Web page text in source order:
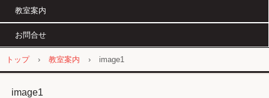
教室案内
お問合せ
トップ › 教室案内 › image1
image1